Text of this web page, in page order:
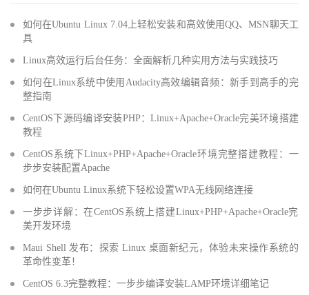
如何在Ubuntu Linux 7.04上轻松安装和高效使用QQ、MSN聊天工
具
Linux高效运行后台任务：全面解析几种实用方法与实践技巧
如何在Linux系统中使用Audacity高效编辑音频：新手到高手的完
整指南
CentOS下源码编译安装PHP：Linux+Apache+Oracle完美环境搭建
教程
CentOS系统下Linux+PHP+Apache+Oracle环境完整搭建教程：一
步步安装配置Apache
如何在Ubuntu Linux系统下轻松设置WPA无线网络连接
一步步详解：在CentOS系统上搭建Linux+PHP+Apache+Oracle完
美开发环境
Maui Shell 发布：探索 Linux 桌面新纪元，体验未来操作系统的
革命性变革！
CentOS 6.3完整教程：一步步编译安装LAMP环境详细笔记